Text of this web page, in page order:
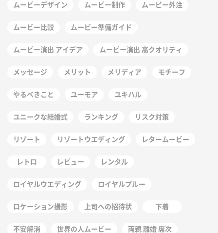
ムービーデザイン ムービー制作 ムービー外注
ムービー比較 ムービー準備ガイド
ムービー演出 アイデア ムービー演出 高クオリティ
メッセージ メリット メリディア モチーフ
やるべきこと ユーモア ユキハル
ユニークな結婚式 ランキング リスク対策
リゾート リゾートウエディング レタームービー
レトロ レビュー レンタル
ロイヤルウエディング ロイヤルブルー
ロケーション撮影 上司への招待状 下着
不安解消 世界の人ムービー 両親 離婚 席次